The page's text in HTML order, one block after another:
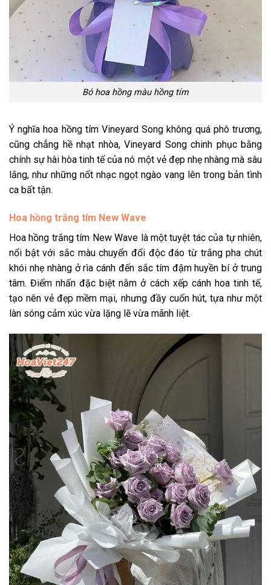
Bó hoa hồng màu hồng tím
Ý nghĩa hoa hồng tímVineyard Song không quá phô trương,
cũng chẳng hề nhạt nhòa, Vineyard Song chinh phục bằng
chính sự hài hòa tinh tế của nó một vẻ đẹp nhẹ nhàng mà sâu
lắng, như những nốt nhạc ngọt ngào vang lên trong bản tình
ca bất tận.
Hoa hồng trắng tím New Wave
Hoa hồng trắng tím New Wave là một tuyệt tác của tự nhiên,
nổi bật với sắc màu chuyển đổi độc đáo từ trắng pha chút
khói nhẹ nhàng ở rìa cánh đến sắc tím đậm huyền bí ở trung
tâm. Điểm nhấn đặc biệt nằm ở cách xếp cánh hoa tinh tế,
tạo nên vẻ đẹp mềm mại, nhưng đầy cuốn hút, tựa như một
làn sóng cảm xúc vừa lặng lẽ vừa mãnh liệt.